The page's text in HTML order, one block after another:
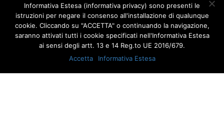
Informativa Estesa (informativa privacy) sono presenti le
istruzioni per negare il consenso all'installazione di qualunque
cookie. Cliccando su "ACCETTA" o continuando la navigazione,
saranno attivati tutti i cookie specificati nell'Informativa Estesa
ai sensi degli artt. 13 e 14 Reg.to UE 2016/679.
Accetta
Informativa Estesa